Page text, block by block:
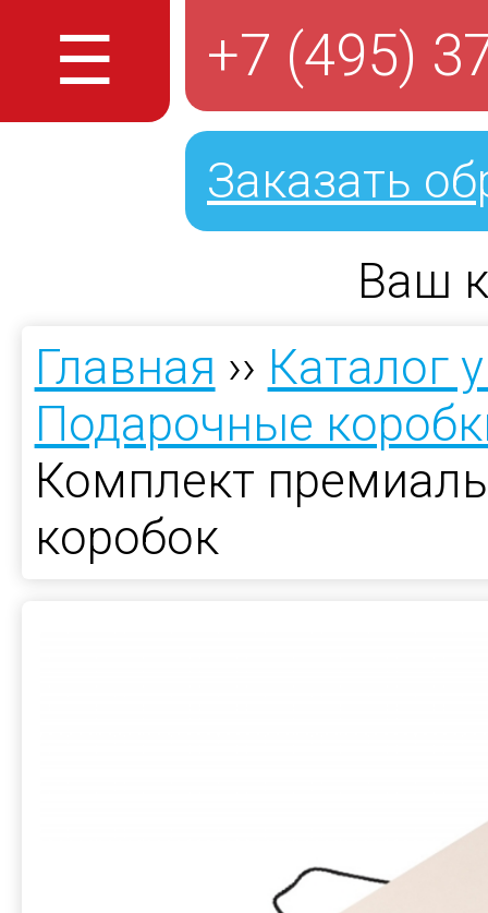
☰ +7 (495)
Заказать
Ваш
Главная ›› Каталог
Подарочные
Комплект
коробок